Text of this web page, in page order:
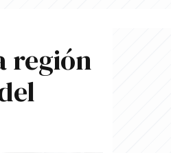
región